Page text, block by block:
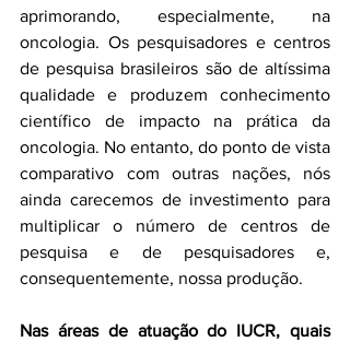
aprimorando, especialmente, na
oncologia. Os pesquisadores e centros
de pesquisa brasileiros são de altíssima
qualidade e produzem conhecimento
científico de impacto na prática da
oncologia. No entanto, do ponto de vista
comparativo com outras nações, nós
ainda carecemos de investimento para
multiplicar o número de centros de
pesquisa e de pesquisadores e,
consequentemente, nossa produção.
Nas áreas de atuação do IUCR, quais